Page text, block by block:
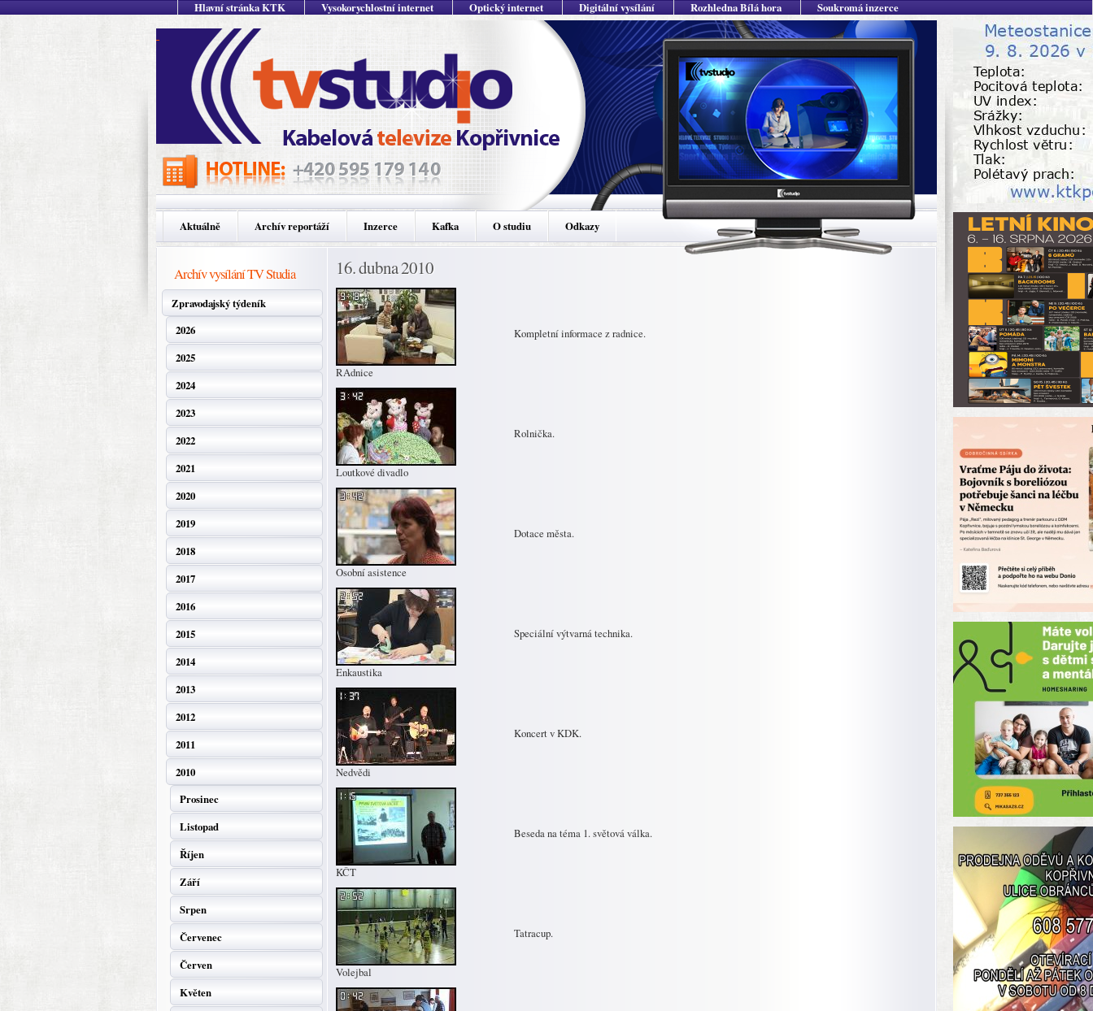
Hlavní stránka KTK Vysokorychlostní internet Optický internet Digitální vysílání Rozhledna Bílá hora Soukromá inzerce
Aktuálně Archív reportáží Inzerce Kafka O studiu Odkazy
Archív vysílání TV Studia
Zpravodajský týdeník
2026
2025
2024
2023
2022
2021
2020
2019
2018
2017
2016
2015
2014
2013
2012
2011
2010
Prosinec
Listopad
Říjen
Září
Srpen
Červenec
Červen
Květen
16. dubna 2010
RAdnice
Kompletní informace z radnice.
Loutkové divadlo
Rolnička.
Osobní asistence
Dotace města.
Enkaustika
Speciální výtvarná technika.
Nedvědi
Koncert v KDK.
KČT
Beseda na téma 1. světová válka.
Volejbal
Tatracup.